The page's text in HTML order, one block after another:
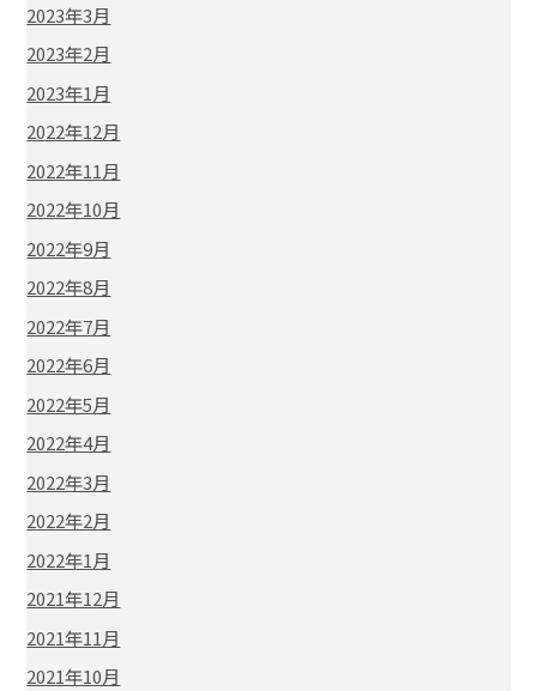
2023年3月
2023年2月
2023年1月
2022年12月
2022年11月
2022年10月
2022年9月
2022年8月
2022年7月
2022年6月
2022年5月
2022年4月
2022年3月
2022年2月
2022年1月
2021年12月
2021年11月
2021年10月